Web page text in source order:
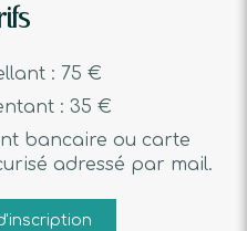
: 75 €
: 35 €
bancaire ou carte
adressé par mail.